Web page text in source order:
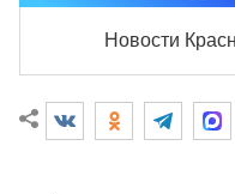
Новости